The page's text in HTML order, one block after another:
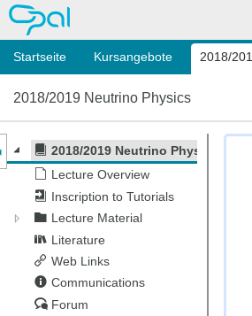
OPAL
Startseite Kursangebote 2018/
2018/2019 Neutrino Physics
2018/2019 Neutrino Physics
Lecture Overview
Inscription to Tutorials
Lecture Material
Literature
Web Links
Communications
Forum
des Kursmenüs